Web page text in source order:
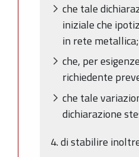
che tale
iniziale che
in rete metallica;
che, per
richiedente
che tale
dichiarazione
4. di stabilire